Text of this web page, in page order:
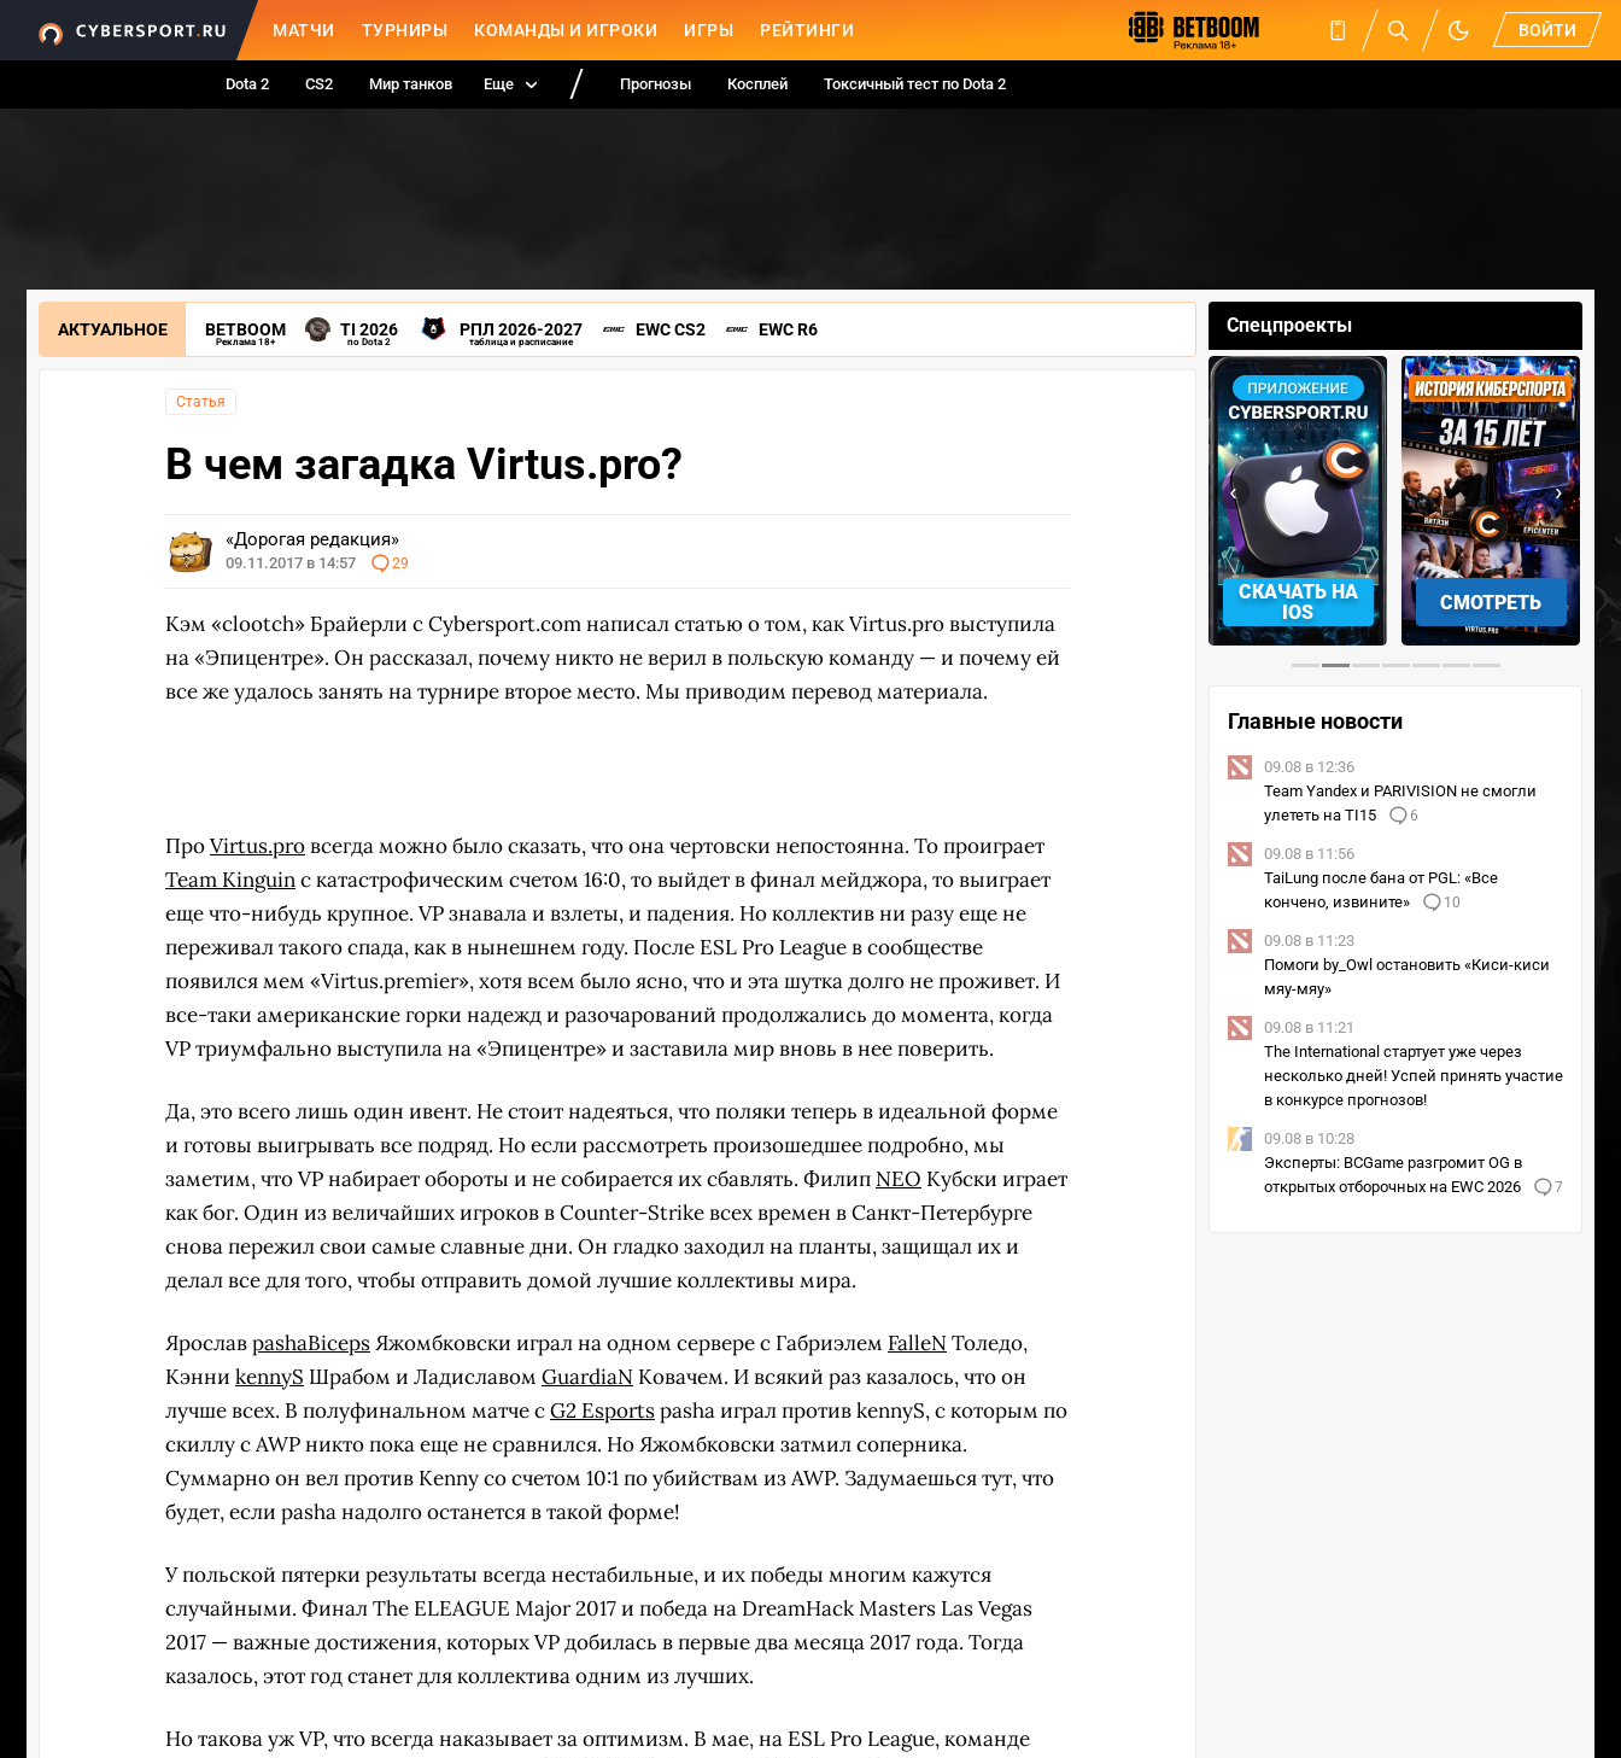
МАТЧИ ТУРНИРЫ КОМАНДЫ И ИГРОКИ ИГРЫ РЕЙТИНГИ ВОЙТИ
Dota 2 CS2 Мир танков Еще Прогнозы Косплей Токсичный тест по Dota 2
АКТУАЛЬНОЕ BETBOOM
Реклама 18+
TI 2026
по Dota 2
РПЛ 2026-2027
таблица и расписание
EWC CS2 EWC R6
Статья
В чем загадка Virtus.pro?
«Дорогая редакция»
09.11.2017 в 14:57 29
Кэм «clootch» Брайерли с Cybersport.com написал статью о том, как Virtus.pro выступила
на «Эпицентре». Он рассказал, почему никто не верил в польскую команду — и почему ей
все же удалось занять на турнире второе место. Мы приводим перевод материала.
ПроVirtus.proвсегда можно было сказать, что она чертовски непостоянна. То проиграет
Team Kinguinс катастрофическим счетом 16:0, то выйдет в финал мейджора, то выиграет
еще что-нибудь крупное. VP знавала и взлеты, и падения. Но коллектив ни разу еще не
переживал такого спада, как в нынешнем году. После ESL Pro League в сообществе
появился мем «Virtus.premier», хотя всем было ясно, что и эта шутка долго не проживет. И
все-таки американские горки надежд и разочарований продолжались до момента, когда
VP триумфально выступила на «Эпицентре» и заставила мир вновь в нее поверить.
Да, это всего лишь один ивент. Не стоит надеяться, что поляки теперь в идеальной форме
и готовы выигрывать все подряд. Но если рассмотреть произошедшее подробно, мы
заметим, что VP набирает обороты и не собирается их сбавлять. Филип NEO Кубски играет
как бог. Один из величайших игроков в Counter-Strike всех времен в Санкт-Петербурге
снова пережил свои самые славные дни. Он гладко заходил на планты, защищал их и
делал все для того, чтобы отправить домой лучшие коллективы мира.
ЯрославpashaBicepsЯжомбковски играл на одном сервере с Габриэлем FalleNТоледо,
Кэнни kennyS Шрабом и Ладиславом GuardiaN Ковачем. И всякий раз казалось, что он
лучше всех. В полуфинальном матче сG2 Esportspasha играл против kennyS, с которым по
скиллу с AWP никто пока еще не сравнился. Но Яжомбковски затмил соперника.
Суммарно он вел против Kenny со счетом 10:1 по убийствам из AWP. Задумаешься тут, что
будет, если pasha надолго останется в такой форме!
У польской пятерки результаты всегда нестабильные, и их победы многим кажутся
случайными. Финал The ELEAGUE Major 2017 и победа на DreamHack Masters Las Vegas
2017 — важные достижения, которых VP добилась в первые два месяца 2017 года. Тогда
казалось, этот год станет для коллектива одним из лучших.
Но такова уж VP, что всегда наказывает за оптимизм. В мае, на ESL Pro League, команде
Спецпроекты
ANDROID
СМОТРЕТЬ УЧАСТВОВАТЬ
‹ ›
Главные новости
09.08 в 12:36
Team Yandex и PARIVISION не смогли
улететь на TI15
6
09.08 в 11:56
TaiLung после бана от PGL: «Все
кончено, извините»
10
09.08 в 11:23
Помоги by_Owl остановить «Киси-киси
мяу-мяу»
09.08 в 11:21
The International стартует уже через
несколько дней! Успей принять участие
в конкурсе прогнозов!
09.08 в 10:28
Эксперты: BCGame разгромит OG в
открытых отборочных на EWC 2026
7